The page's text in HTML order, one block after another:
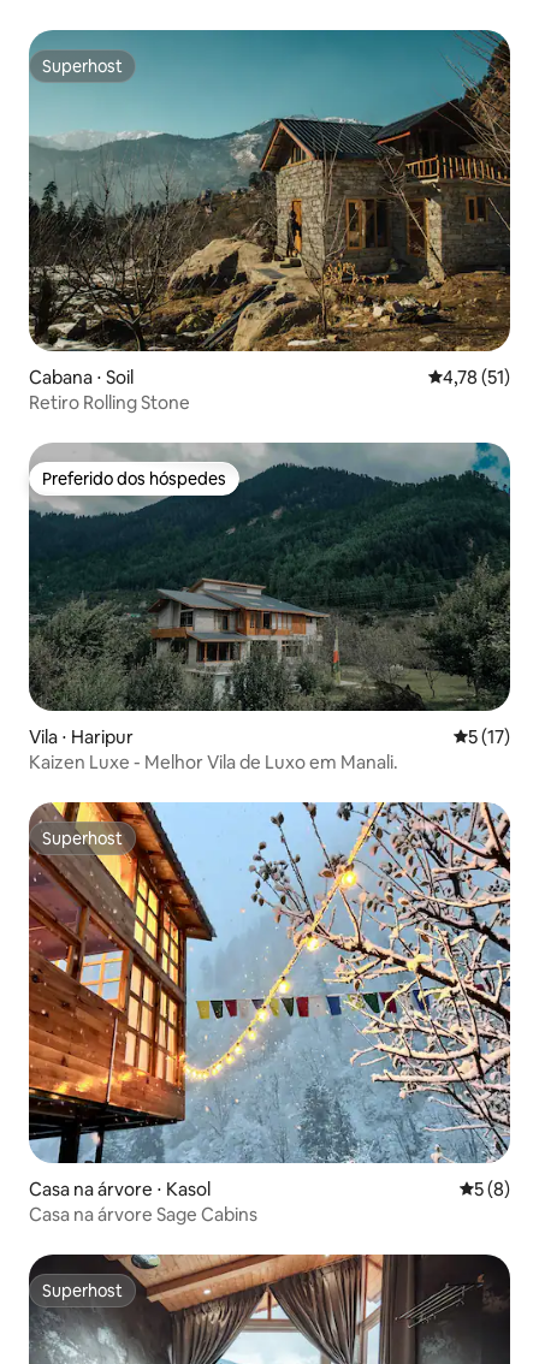
Superhost
Superhost
Cabana ⋅ Soil 4,78 de uma
4,78 (51)
Retiro Rolling Stone
Preferido dos hóspedes
Preferido dos hóspedes
Vila ⋅ Haripur 5 de uma
5 (17)
Kaizen Luxe - Melhor Vila de Luxo em Manali.
Superhost
Superhost
Casa na árvore ⋅ Kasol 5 de
5 (8)
Casa na árvore Sage Cabins
Superhost
Superhost